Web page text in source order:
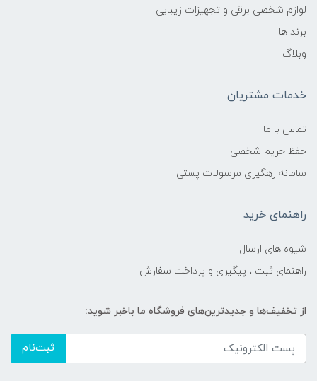
لوازم شخصی برقی و تجهیزات زیبایی
برند ها
وبلاگ
خدمات مشتریان
تماس با ما
حفظ حریم شخصی
سامانه رهگیری مرسولات پستی
راهنمای خرید
شیوه های ارسال
راهنمای ثبت ، پیگیری و پرداخت سفارش
از تخفیف‌ها و جدیدترین‌های فروشگاه ما باخبر شوید:
ثبت‌نام